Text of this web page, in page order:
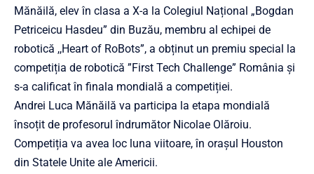
Mănăilă, elev în clasa a X-a la Colegiul Național „Bogdan
Petriceicu Hasdeu” din Buzău, membru al echipei de
robotică ,,Heart of RoBots”, a obținut un premiu special la
competiția de robotică ”First Tech Challenge” România și
s-a calificat în finala mondială a competiției.
Andrei Luca Mănăilă va participa la etapa mondială
însoțit de profesorul îndrumător Nicolae Olăroiu.
Competiția va avea loc luna viitoare, în orașul Houston
din Statele Unite ale Americii.